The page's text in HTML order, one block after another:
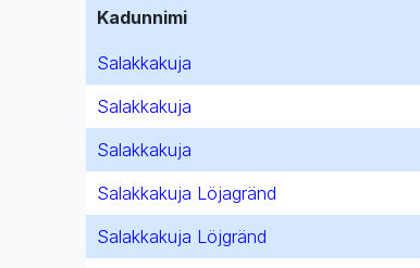
Kadunnimi
Salakkakuja
Salakkakuja
Salakkakuja
Salakkakuja Löjagränd
Salakkakuja Löjgränd